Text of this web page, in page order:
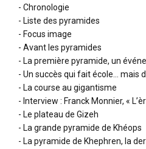
- Chronologie
- Liste des pyramides
- Focus image
- Avant les pyramides
- La première pyramide, un
- Un succès qui fait école... mais
- La course au gigantisme
- Interview : Franck Monnier, «
- Le plateau de Gizeh
- La grande pyramide de Khéops
- La pyramide de Khephren, la